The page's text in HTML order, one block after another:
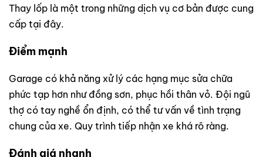
Thay lốp là một trong những dịch vụ cơ bản được cung
cấp tại đây.
Điểm mạnh
Garage có khả năng xử lý các hạng mục sửa chữa
phức tạp hơn như đồng sơn, phục hồi thân vỏ. Đội ngũ
thợ có tay nghề ổn định, có thể tư vấn về tình trạng
chung của xe. Quy trình tiếp nhận xe khá rõ ràng.
Đánh giá nhanh